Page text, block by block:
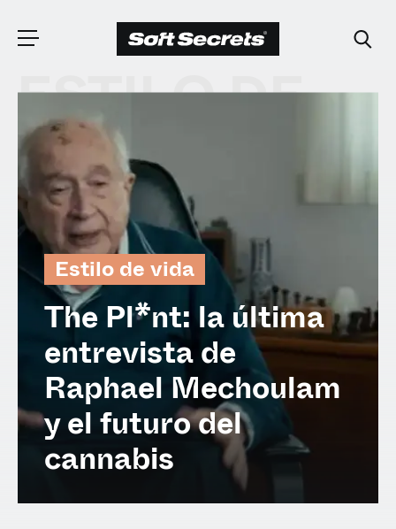
ELIGE TU
UBICACIÓN
Dutch
English (United Kingdom)
English (United States)
Spanish (Spain)
Spanish (Latin America)
German
ESTILO DE
VIDA
Estilo de vida
The Pl*nt: la última
entrevista de
Raphael Mechoulam
y el futuro del
cannabis